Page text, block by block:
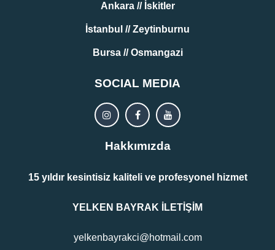
Ankara // İskitler
İstanbul // Zeytinburnu
Bursa // Osmangazi
SOCIAL MEDIA
Hakkımızda
15 yıldır kesintisiz kaliteli ve profesyonel hizmet
YELKEN BAYRAK İLETİŞİM
yelkenbayrakci@hotmail.com